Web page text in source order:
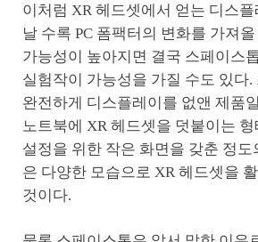
이처럼 XR 헤드셋에서 얻는 디스
날 수록 PC 폼팩터의 변화를 가져
가능성이 높아지면 결국 스페이스
실험작이 가능성을 가질 수도 있다.
완전하게 디스플레이를 없앤 제품
노트북에 XR 헤드셋을 덧붙이는
설정을 위한 작은 화면을 갖춘 정도
은 다양한 모습으로 XR 헤드셋을
것이다.